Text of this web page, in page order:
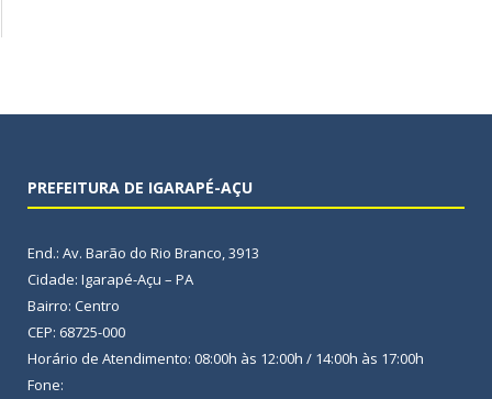
PREFEITURA DE IGARAPÉ-AÇU
End.: Av. Barão do Rio Branco, 3913
Cidade: Igarapé-Açu – PA
Bairro: Centro
CEP: 68725-000
Horário de Atendimento: 08:00h às 12:00h / 14:00h às 17:00h
Fone: